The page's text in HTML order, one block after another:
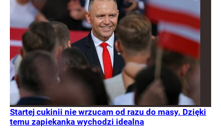
Startej cukinii nie wrzucam od razu do masy. Dzięki
temu zapiekanka wychodzi idealna